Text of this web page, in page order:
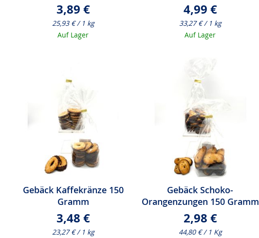
3,89 €
25,93 € / 1 kg
Auf Lager
4,99 €
33,27 € / 1 kg
Auf Lager
Gebäck Kaffekränze 150
Gramm
3,48 €
23,27 € / 1 kg
Gebäck Schoko-
Orangenzungen 150 Gramm
2,98 €
44,80 € / 1 Kg